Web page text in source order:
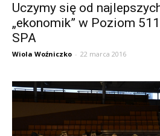
Uczymy się od
„ekonomik” w Poziom
SPA
Wiola Woźniczko - 22 marca 2016